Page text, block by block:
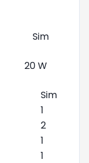
Sim
20 W
Sim
1
2
1
1